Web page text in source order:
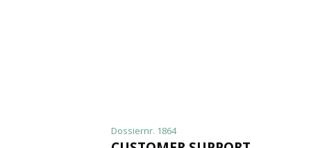
Dossiernr. 1864